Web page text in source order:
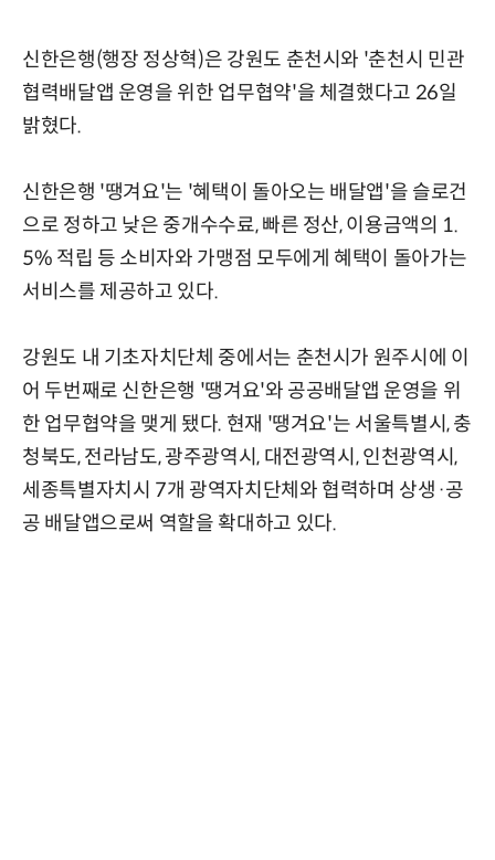
신한은행(행장 정상혁)은 강원도 춘천시와 '춘천시 민관
협력배달앱 운영을 위한 업무협약'을 체결했다고 26일
밝혔다.
신한은행 '땡겨요'는 '혜택이 돌아오는 배달앱'을 슬로건
으로 정하고 낮은 중개수수료, 빠른 정산, 이용금액의 1.
5% 적립 등 소비자와 가맹점 모두에게 혜택이 돌아가는
서비스를 제공하고 있다.
강원도 내 기초자치단체 중에서는 춘천시가 원주시에 이
어 두번째로 신한은행 '땡겨요'와 공공배달앱 운영을 위
한 업무협약을 맺게 됐다. 현재 '땡겨요'는 서울특별시, 충
청북도, 전라남도, 광주광역시, 대전광역시, 인천광역시,
세종특별자치시 7개 광역자치단체와 협력하며 상생·공
공 배달앱으로써 역할을 확대하고 있다.